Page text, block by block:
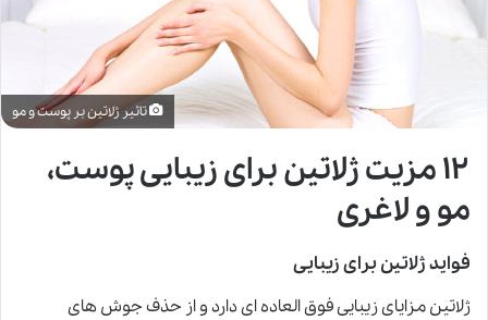
تاثیر ژلاتین بر پوست و مو
۱۲ مزیت ژلاتین برای زیبایی پوست،
مو و لاغری
فواید ژلاتین برای زیبایی
ژلاتین مزایای زیبایی فوق العاده ای دارد و از حذف جوش های